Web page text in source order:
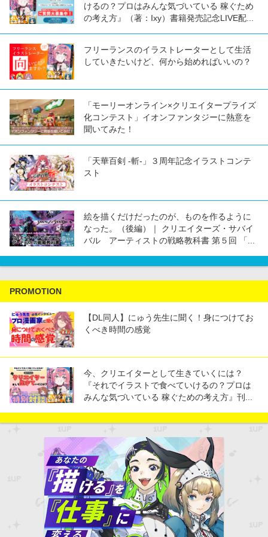
けるの？プロはみんな気づいている 稼ぐため
の考え方』（著：Ixy）書籍発売記念LIVE配...
フリーランスのイラストレーターとして生活
していきたいけど、何から始めればいいの？
「モーリーオンライン×クリエイタープライズ
化コンテスト」イオンファンタジーに熱意を
聞いてみた！
「天華百剣 -斬-」３周年記念イラストコンテ
スト
絵を描くだけだったのが、ものを作るように
なった。（後編）｜ クリエイターズ・サバイ
バル アーティストの戦略教科書 第５回 「...
PROMOTION
【DL同人】にゅう先生に聞く！身につけてお
くべき時間の感覚
今、クリエイターとして生きていくには？
『それでイラストで食べていけるの？プロは
みんな気づいている 稼ぐための考え方』刊...